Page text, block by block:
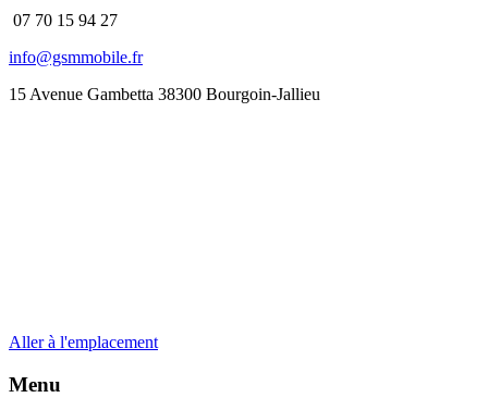
07 70 15 94 27
info@gsmmobile.fr
15 Avenue Gambetta 38300 Bourgoin-Jallieu
Aller à l'emplacement
Menu